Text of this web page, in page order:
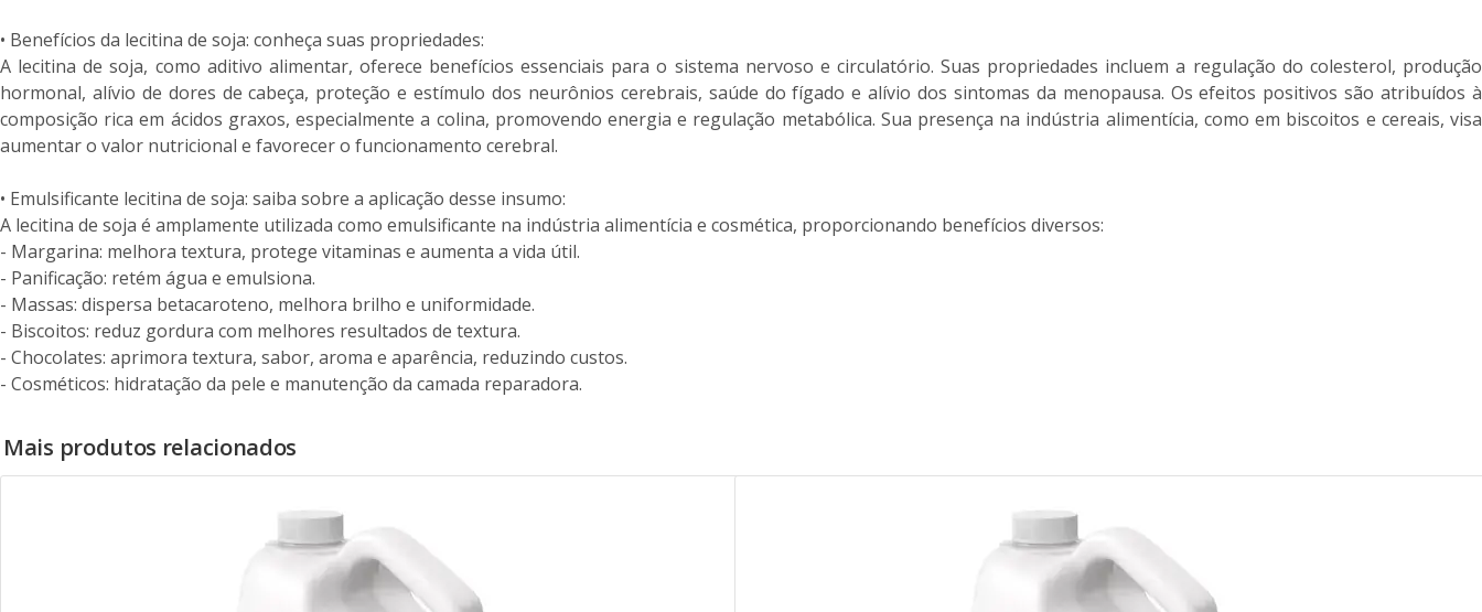
• Benefícios da lecitina de soja: conheça suas propriedades:
A lecitina de soja, como aditivo alimentar, oferece benefícios essenciais para o sistema nervoso e circulatório. Suas propriedades incluem a regulação do colesterol, produção
hormonal, alívio de dores de cabeça, proteção e estímulo dos neurônios cerebrais, saúde do fígado e alívio dos sintomas da menopausa. Os efeitos positivos são atribuídos à
composição rica em ácidos graxos, especialmente a colina, promovendo energia e regulação metabólica. Sua presença na indústria alimentícia, como em biscoitos e cereais, visa
aumentar o valor nutricional e favorecer o funcionamento cerebral.
• Emulsificante lecitina de soja: saiba sobre a aplicação desse insumo:
A lecitina de soja é amplamente utilizada como emulsificante na indústria alimentícia e cosmética, proporcionando benefícios diversos:
- Margarina: melhora textura, protege vitaminas e aumenta a vida útil.
- Panificação: retém água e emulsiona.
- Massas: dispersa betacaroteno, melhora brilho e uniformidade.
- Biscoitos: reduz gordura com melhores resultados de textura.
- Chocolates: aprimora textura, sabor, aroma e aparência, reduzindo custos.
- Cosméticos: hidratação da pele e manutenção da camada reparadora.
Mais produtos relacionados